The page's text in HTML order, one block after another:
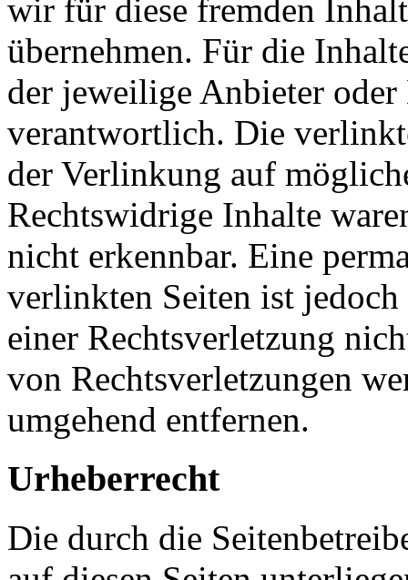
wir für diese fremden
übernehmen. Für die
der jeweilige Anbieter oder
verantwortlich. Die
der Verlinkung auf
Rechtswidrige Inhalte
nicht erkennbar. Eine
verlinkten Seiten ist
einer Rechtsverletzung
von Rechtsverletzungen
umgehend entfernen.
Urheberrecht
Die durch die